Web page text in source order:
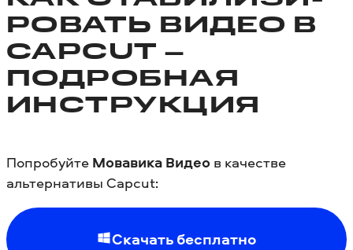
РО­ВАТЬ ВИДЕО В
CAPCUT –
ПОДРОБНАЯ
ИНСТРУКЦИЯ
Попробуйте Мовавика Видео в качестве
альтернативы Capcut:
Скачать бесплатно